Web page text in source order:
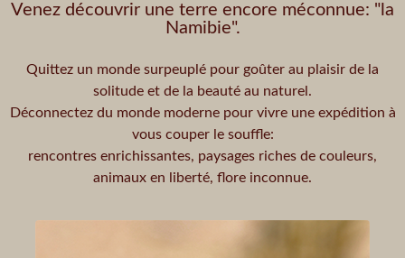
Venez découvrir une terre encore méconnue: "la
Namibie".
Quittez un monde surpeuplé pour goûter au plaisir de la
solitude et de la beauté au naturel.
Déconnectez du monde moderne pour vivre une expédition à
vous couper le souffle:
rencontres enrichissantes, paysages riches de couleurs,
animaux en liberté, flore inconnue.